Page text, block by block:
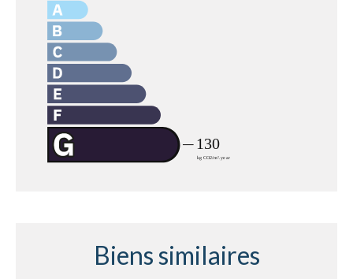
Biens similaires